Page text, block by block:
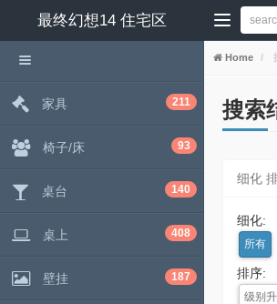
最终幻想14 住宅区
Home
搜索
细化
细化:
所有
排序:
级别
家具 211
椅子/床 93
桌台 140
桌上 408
壁挂 187